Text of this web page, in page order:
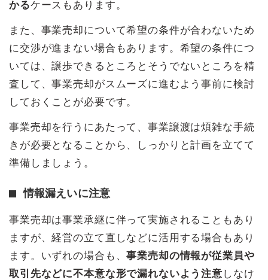
かるケースもあります。
また、事業売却について希望の条件が合わないため
に交渉が進まない場合もあります。希望の条件につ
いては、譲歩できるところとそうでないところを精
査して、事業売却がスムーズに進むよう事前に検討
しておくことが必要です。
事業売却を行うにあたって、事業譲渡は煩雑な手続
きが必要となることから、しっかりと計画を立てて
準備しましょう。
情報漏えいに注意
事業売却は事業承継に伴って実施されることもあり
ますが、経営の立て直しなどに活用する場合もあり
ます。いずれの場合も、事業売却の情報が従業員や
取引先などに不本意な形で漏れないよう注意 しなけ